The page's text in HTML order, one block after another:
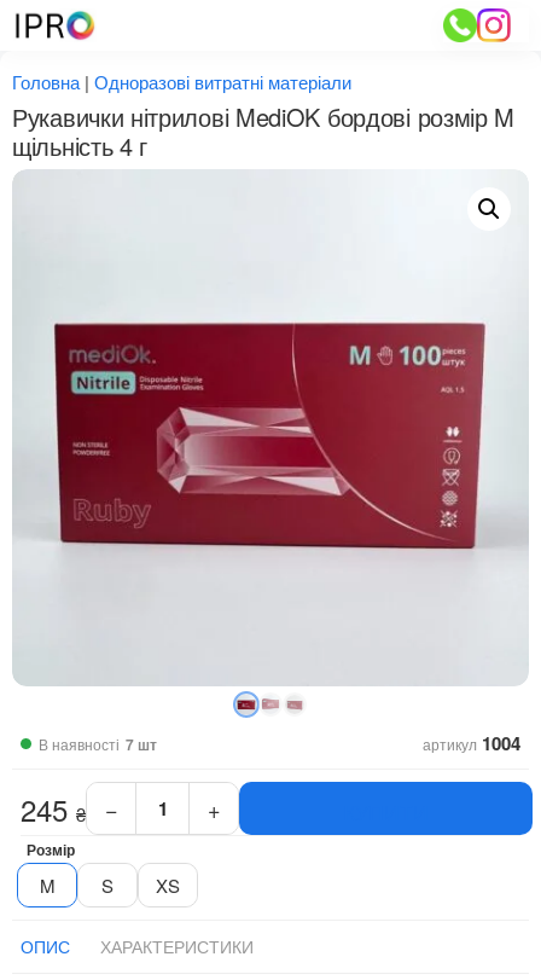
Перейти
до
Головна | Одноразові витратні матеріали
Рукавички нітрилові MediOK бордові розмір M
щільність 4 г
В наявності 7 шт артикул 1004
245 ₴
Розмір
M S XS
−
Рукавички
MediOK
бордові
M
+
ОПИС ХАРАКТЕРИСТИКИ